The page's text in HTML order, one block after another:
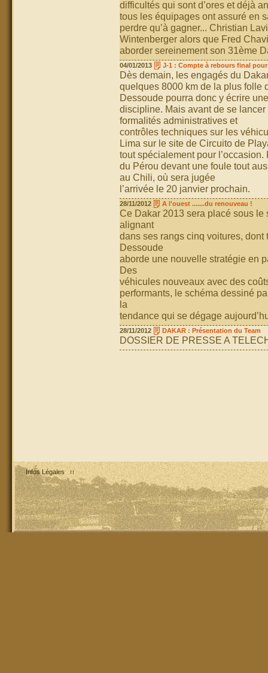
difficultés qui sont d’ores et déjà
tous les équipages ont assuré en
perdre qu’à gagner... Christian
Wintenberger alors que Fred
aborder sereinement son 31ème
04/01/2013 J-1 : Compte à rebours final pour
Dès demain, les engagés du
quelques 8000 km de la plus folle
Dessoude pourra donc y écrire
discipline. Mais avant de se
formalités administratives et
contrôles techniques sur les
Lima sur le site de Circuito de
tout spécialement pour
du Pérou devant une foule tout
au Chili, où sera jugée
l’arrivée le 20 janvier prochain.
28/11/2012 A l'ouest .......du renouveau !
Ce Dakar 2013 sera placé sous
alignant
dans ses rangs cinq voitures,
Dessoude
aborde une nouvelle stratégie en
Des
véhicules nouveaux avec des
performants, le schéma dessiné
la
tendance qui se dégage
28/11/2012 DAKAR : Présentation du Team
DOSSIER DE PRESSE A
Infos Légales